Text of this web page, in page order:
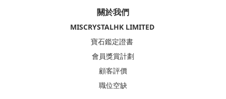
關於我們
MISCRYSTALHK LIMITED
寶石鑑定證書
會員獎賞計劃
顧客評價
職位空缺